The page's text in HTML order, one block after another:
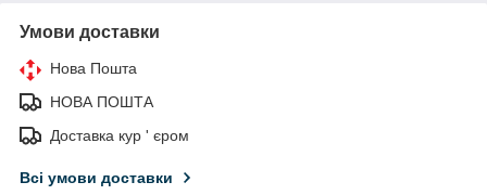
Умови доставки
Нова Пошта
НОВА ПОШТА
Доставка кур ' єром
Всі умови доставки